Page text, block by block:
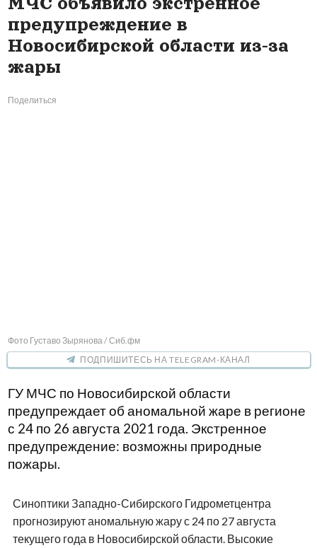
предупреждение в
Новосибирской области из-за
жары
Поделиться
Фото Густаво Зырянова / Сиб.фм
ПОДПИШИТЕСЬ НА TELEGRAM-КАНАЛ
ГУ МЧС по Новосибирской области
предупреждает об аномальной жаре в регионе
с 24 по 26 августа 2021 года. Экстренное
предупреждение: возможны природные
пожары.
Синоптики Западно-Сибирского Гидрометцентра
прогнозируют аномальную жару с 24 по 27 августа
текущего года в Новосибирской области. Высокие